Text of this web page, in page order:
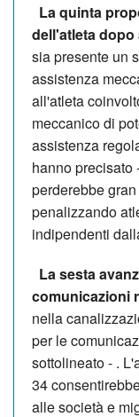
La quinta
dell'atleta dopo
sia presente un
assistenza
all'atleta
meccanico di
assistenza
hanno precisato
perderebbe
penalizzando
indipendenti
La sesta
comunicazioni
nella
per le
sottolineato - .
34
alle società e